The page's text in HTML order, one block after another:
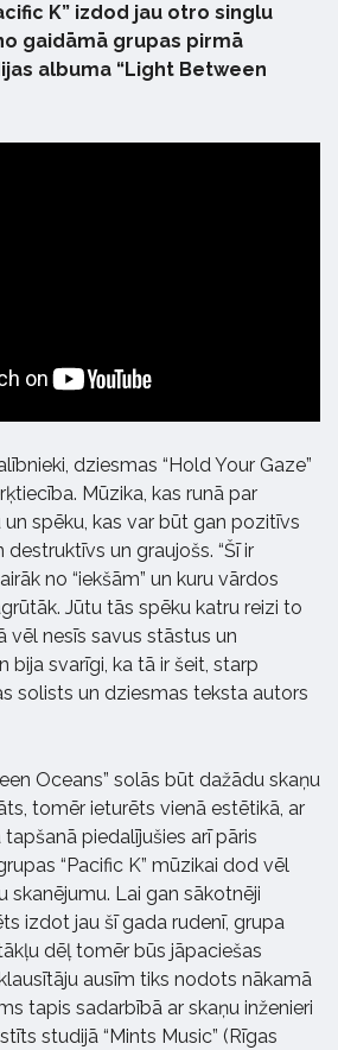
K” izdod jau otro singlu
gaidāmā grupas pirmā
albuma “Light Between
dziesmas “Hold Your Gaze”
Mūzika, kas runā par
un spēku, kas var būt gan pozitīvs
un graujošs. “Šī ir
no “iekšām” un kuru vārdos
Jūtu tās spēku katru reizi to
vēl nesīs savus stāstus un
bija svarīgi, ka tā ir šeit, starp
solists un dziesmas teksta autors
Oceans” solās būt dažādu skaņu
tomēr ieturēts vienā estētikā, ar
piedalījušies arī pāris
“Pacific K” mūzikai dod vēl
skanējumu. Lai gan sākotnēji
izdot jau šī gada rudenī, grupa
dēļ tomēr būs jāpaciešas
ausīm tiks nodots nākamā
tapis sadarbībā ar skaņu inženieri
studijā “Mints Music” (Rīgas